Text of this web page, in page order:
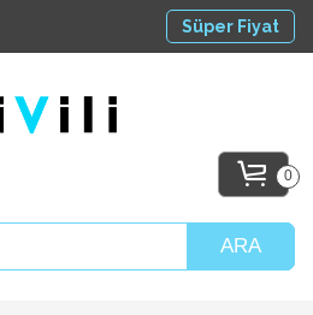
Süper Fiyat
0
ARA